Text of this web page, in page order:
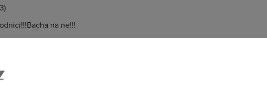
na ne!!!
rychlost 1946kbit Za půl roku bez problému.